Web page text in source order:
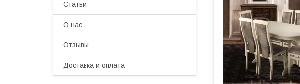
Статьи
О нас
Отзывы
Доставка и оплата